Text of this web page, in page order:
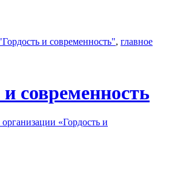
и современность", главное
современность
«Гордость и